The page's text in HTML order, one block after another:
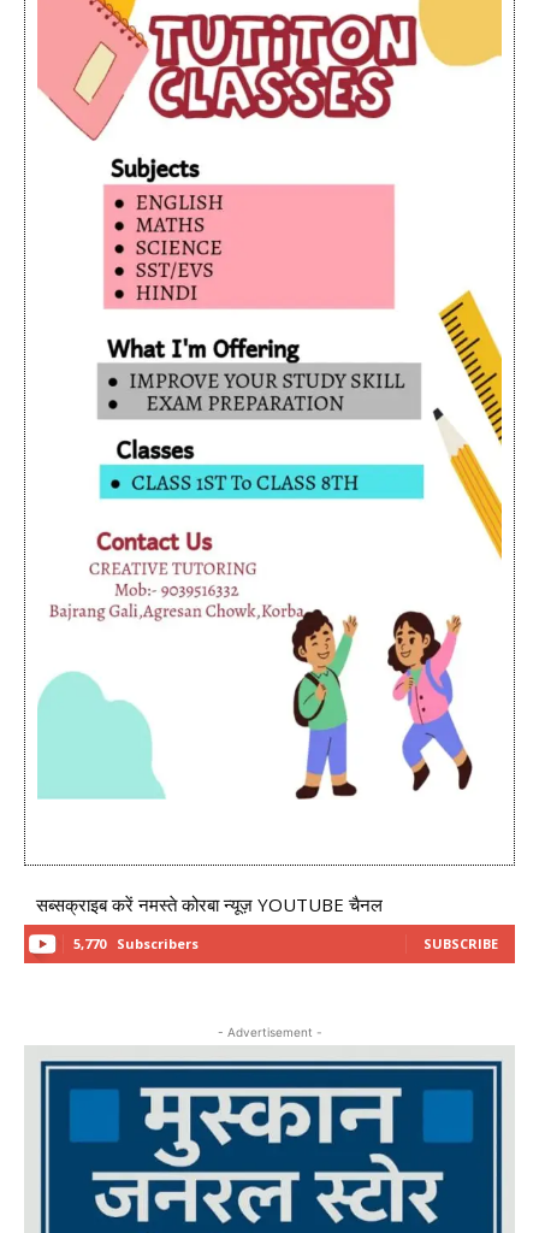
सब्सक्राइब करें नमस्ते कोरबा न्यूज़ YOUTUBE चैनल
5,770 Subscribers SUBSCRIBE
- Advertisement -